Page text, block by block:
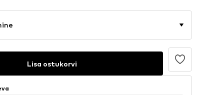
Lisa ostukorvi